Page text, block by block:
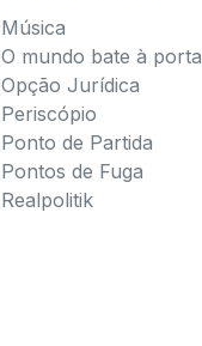
Música
O mundo bate à porta
Opção Jurídica
Periscópio
Ponto de Partida
Pontos de Fuga
Realpolitik